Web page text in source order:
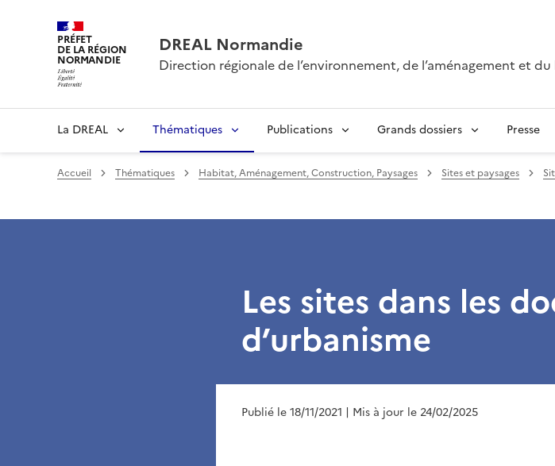
PRÉFET
DE LA RÉGION
NORMANDIE
DREAL Normandie
Direction régionale de l’environnement, de l’aménagement et
La DREAL Thématiques Publications Grands dossiers Presse
Accueil Thématiques Habitat, Aménagement, Construction, Paysages Sites et paysages
Les sites dans les
d’urbanisme
Publié le 18/11/2021 | Mis à jour le 24/02/2025